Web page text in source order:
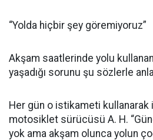
“Yolda hiçbir şey göremiyoruz”
Akşam saatlerinde yolu
yaşadığı sorunu şu sözlerle
Her gün o istikameti
motosiklet sürücüsü A. H.
yok ama akşam olunca yolun